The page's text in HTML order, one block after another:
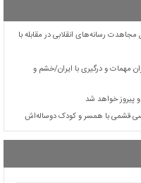
رسانه‌های انقلابی در مقابله با
مهمات و درگیری با ایران/خشم و
پیروز خواهد شد
قشمی با همسر و کودک دوساله‌اش